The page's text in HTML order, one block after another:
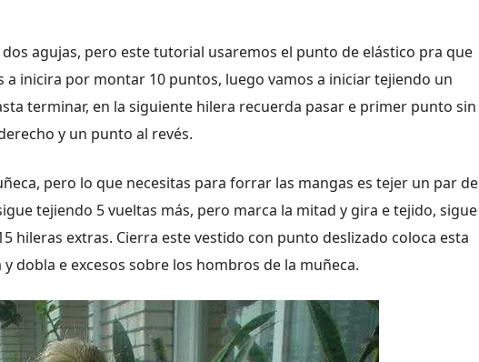
agujas, pero este tutorial usaremos el punto de elástico pra que
a inicira por montar 10 puntos, luego vamos a iniciar tejiendo un
terminar, en la siguiente hilera recuerda pasar e primer punto sin
y un punto al revés.
pero lo que necesitas para forrar las mangas es tejer un par de
tejiendo 5 vueltas más, pero marca la mitad y gira e tejido, sigue
hileras extras. Cierra este vestido con punto deslizado coloca esta
dobla e excesos sobre los hombros de la muñeca.